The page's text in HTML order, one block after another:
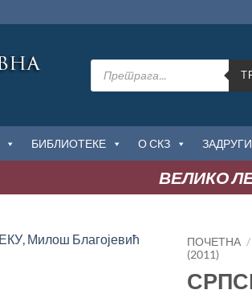
Products
search
БИБЛИОТЕКЕ О СКЗ
ВЕЛИКО
ПОЧЕТНА /
(2011)